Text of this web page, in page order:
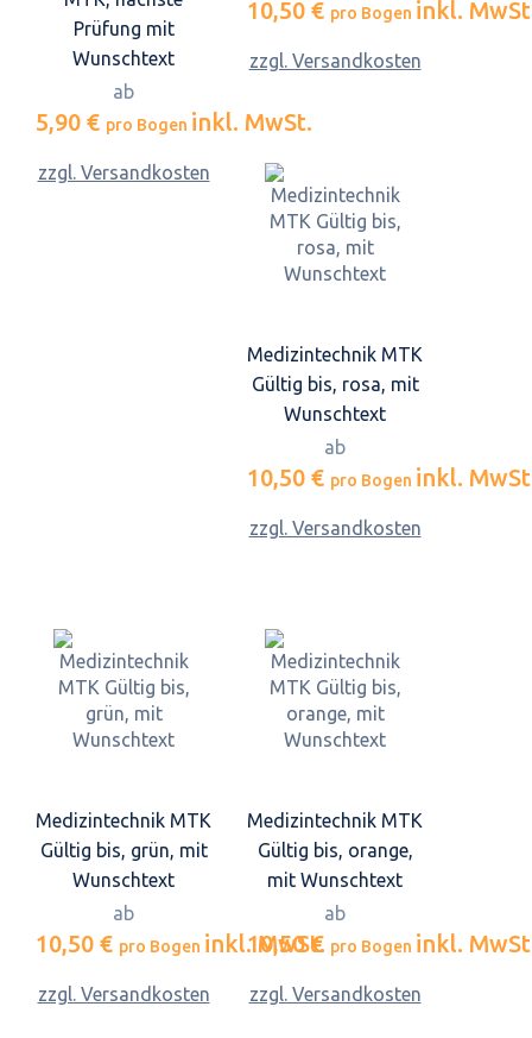
Prüfung mit
Wunschtext
ab
5,90 € pro Bogen inkl. MwSt.
zzgl. Versandkosten
10,50 € pro Bogen inkl.
zzgl. Versandkosten
Medizintechnik MTK
Gültig bis, rosa, mit
Wunschtext
ab
10,50 € pro Bogen inkl.
zzgl. Versandkosten
Medizintechnik MTK
Gültig bis, grün, mit
Wunschtext
ab
10,50 € pro Bogen inkl. MwSt.
zzgl. Versandkosten
Medizintechnik MTK
Gültig bis, orange,
mit Wunschtext
ab
10,50 € pro Bogen inkl.
zzgl. Versandkosten